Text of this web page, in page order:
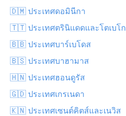
🇩🇲 ประเทศดอมินีกา
🇹🇹 ประเทศตรินิแดดและโตเบโก
🇧🇧 ประเทศบาร์เบโดส
🇧🇸 ประเทศบาฮามาส
🇭🇳 ประเทศฮอนดูรัส
🇬🇩 ประเทศเกรเนดา
🇰🇳 ประเทศเซนต์คิตส์และเนวิส